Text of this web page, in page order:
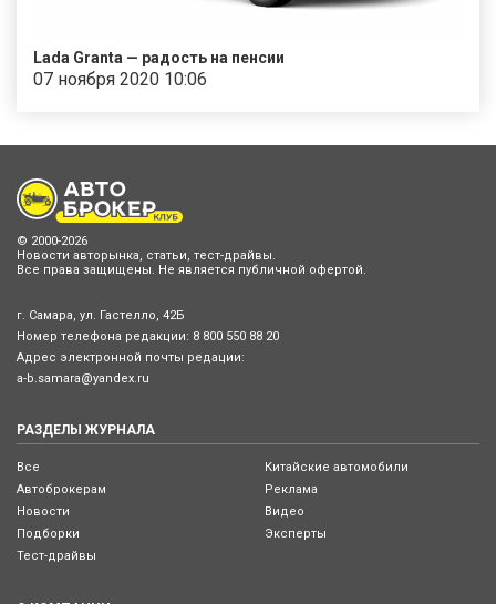
Lada Granta — радость на пенсии
07 ноября 2020 10:06
© 2000-2026
Новости авторынка, статьи, тест-драйвы.
Все права защищены. Не является публичной офертой.
г. Самара, ул. Гастелло, 42Б
Номер телефона редакции: 8 800 550 88 20
Адрес электронной почты редации:
a-b.samara@yandex.ru
РАЗДЕЛЫ ЖУРНАЛА
Все
Автоброкерам
Новости
Подборки
Тест-драйвы
Китайские автомобили
Реклама
Видео
Эксперты